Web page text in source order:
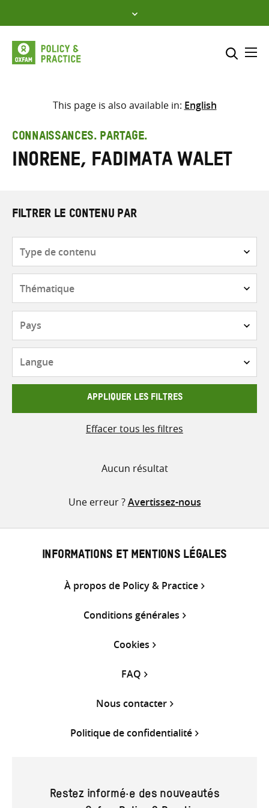
to
content
Sélectionner l’emplacement
Saisir
les
termes
This page is also available in: English
CONNAISSANCES. PARTAGE.
Inorene, Fadimata Walet
FILTRER LE CONTENU PAR
contenu
APPLIQUER LES FILTRES
Effacer tous les filtres
Aucun résultat
Une erreur ?Avertissez-nous
INFORMATIONS ET MENTIONS LÉGALES
À propos de Policy & Practice
Conditions générales
Cookies
FAQ
Nous contacter
Politique de confidentialité
Restez informé·e des nouveautés